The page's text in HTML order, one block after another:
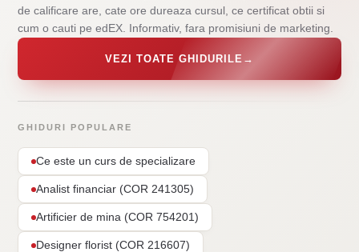
de calificare are, cate ore dureaza cursul, ce certificat obtii si
cum o cauti pe edEX. Informativ, fara promisiuni de marketing.
VEZI TOATE GHIDURILE →
GHIDURI POPULARE
Ce este un curs de specializare
Analist financiar (COR 241305)
Artificier de mina (COR 754201)
Designer florist (COR 216607)